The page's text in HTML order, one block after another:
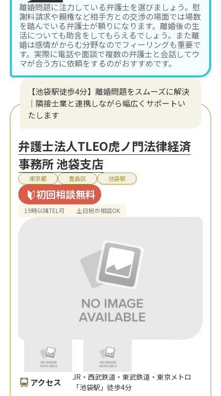
離婚問題に注力している弁護士を選びましょう。慰
謝料請求や親権など相手方との交渉の場面では場数
を踏んでいる弁護士が頼りになります。離婚後の生
活についても助言をしてもらえるでしょう。また離
婚は感情がからむ分野なのでフィーリングも重要で
す。実際に電話や面談で複数の弁護士と会話してウ
マが合う方に依頼をするのがおすすめです。
【池袋駅徒歩4分】離婚問題をスムーズに解決
｜隣接士業と連携しながら幅広くサポートい
たします
弁護士法人TLEO虎ノ門法律経済
事務所 池袋支店
東京都 豊島区 池袋駅
初回相談無料
19時以降TEL可 土日祝の相談OK
アクセス
JR・西武鉄道・東武鉄道・東京メトロ
「池袋駅」徒歩4分